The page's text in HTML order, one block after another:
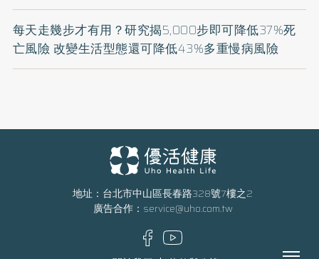
每天走幾步才有用？研究揭5,000步即可降低37%死
亡風險 改變生活型態還可降低43%多重慢病風險
地址：台北市中山區長春路328號7樓之2
廣告合作： service@uho.com.tw